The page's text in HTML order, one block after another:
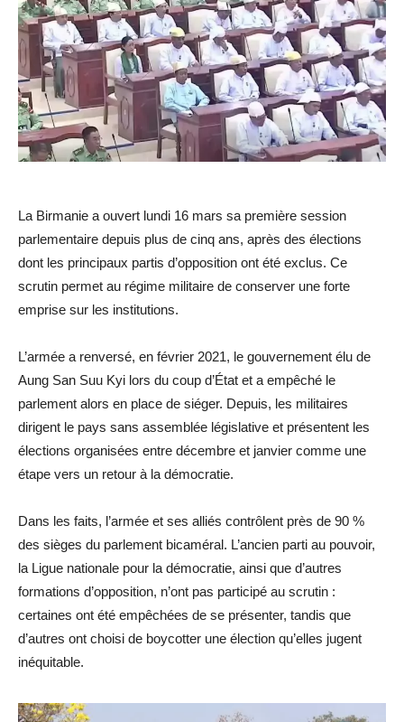
La Birmanie a ouvert lundi 16 mars sa première session
parlementaire depuis plus de cinq ans, après des élections
dont les principaux partis d’opposition ont été exclus. Ce
scrutin permet au régime militaire de conserver une forte
emprise sur les institutions.
L’armée a renversé, en février 2021, le gouvernement élu de
Aung San Suu Kyi lors du coup d’État et a empêché le
parlement alors en place de siéger. Depuis, les militaires
dirigent le pays sans assemblée législative et présentent les
élections organisées entre décembre et janvier comme une
étape vers un retour à la démocratie.
Dans les faits, l’armée et ses alliés contrôlent près de 90 %
des sièges du parlement bicaméral. L’ancien parti au pouvoir,
la Ligue nationale pour la démocratie, ainsi que d’autres
formations d’opposition, n’ont pas participé au scrutin :
certaines ont été empêchées de se présenter, tandis que
d’autres ont choisi de boycotter une élection qu’elles jugent
inéquitable.